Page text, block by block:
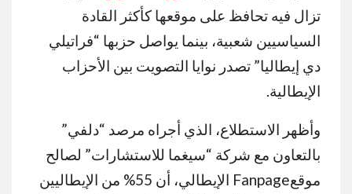
تزال فيه تحافظ على موقعها كأكثر القادة
السياسيين شعبية، بينما يواصل حزبها “فراتيلي
دي إيطاليا” تصدر نوايا التصويت بين الأحزاب
الإيطالية.
وأظهر الاستطلاع، الذي أجراه مرصد “دلفي”
بالتعاون مع شركة “سيغما للاستشارات” لصالح
موقعFanpage الإيطالي، أن 55% من الإيطاليين